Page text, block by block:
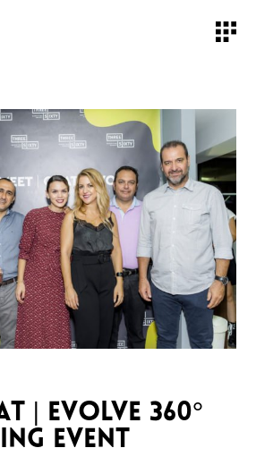
| EVOLVE 360°
EVENT